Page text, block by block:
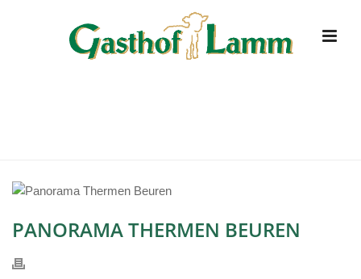
PANORAMA THERMEN BEUREN